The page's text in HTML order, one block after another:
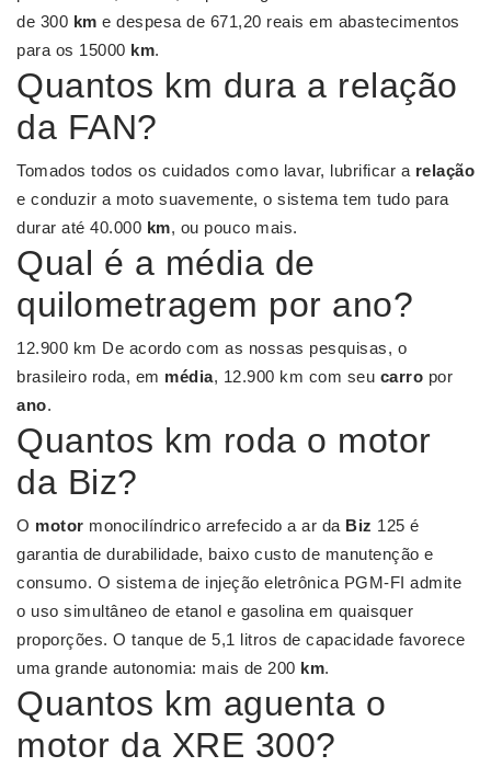
de 300 km e despesa de 671,20 reais em abastecimentos
para os 15000 km.
Quantos km dura a relação
da FAN?
Tomados todos os cuidados como lavar, lubrificar a relação
e conduzir a moto suavemente, o sistema tem tudo para
durar até 40.000 km, ou pouco mais.
Qual é a média de
quilometragem por ano?
12.900 km De acordo com as nossas pesquisas, o
brasileiro roda, em média, 12.900 km com seu carro por
ano.
Quantos km roda o motor
da Biz?
O motor monocilíndrico arrefecido a ar da Biz 125 é
garantia de durabilidade, baixo custo de manutenção e
consumo. O sistema de injeção eletrônica PGM-FI admite
o uso simultâneo de etanol e gasolina em quaisquer
proporções. O tanque de 5,1 litros de capacidade favorece
uma grande autonomia: mais de 200 km.
Quantos km aguenta o
motor da XRE 300?